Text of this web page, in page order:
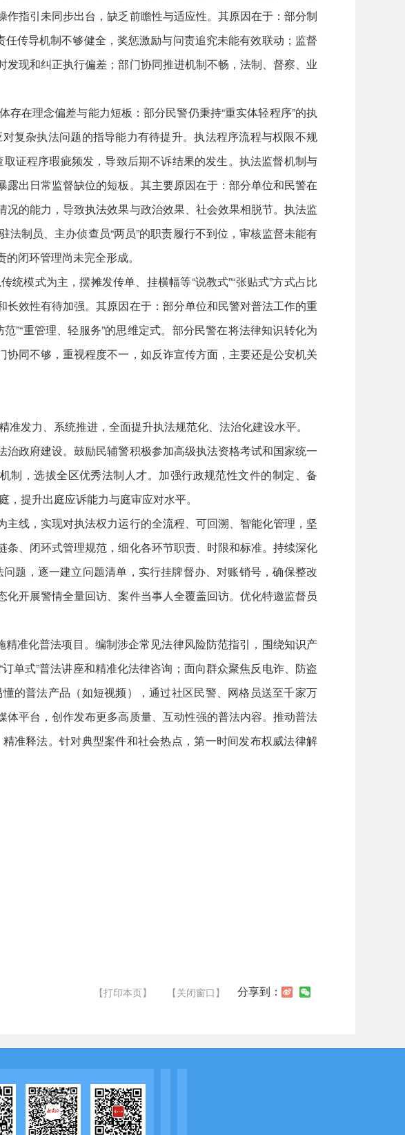
指引未同步出台，缺乏前瞻性与适应性。其原因在于：部分制
传导机制不够健全，奖惩激励与问责追究未能有效联动；监督
现和纠正执行偏差；部门协同推进机制不畅，法制、督察、业
在理念偏差与能力短板：部分民警仍秉持“重实体轻程序”的执
复杂执法问题的指导能力有待提升。执法程序流程与权限不规
证程序瑕疵频发，导致后期不诉结果的发生。执法监督机制与
出日常监督缺位的短板。其主要原因在于：部分单位和民警在
的能力，导致执法效果与政治效果、社会效果相脱节。执法监
制员、主办侦查员“两员”的职责履行不到位，审核监督未能有
闭环管理尚未完全形成。
模式为主，摆摊发传单、挂横幅等“说教式”“张贴式”方式占比
效性有待加强。其原因在于：部分单位和民警对普法工作的重
”“重管理、轻服务”的思维定式。部分民警在将法律知识转化为
同不够，重视程度不一，如反诈宣传方面，主要还是公安机关
发力、系统推进，全面提升执法规范化、法治化建设水平。
政府建设。鼓励民辅警积极参加高级执法资格考试和国家统一
制，选拔全区优秀法制人才。加强行政规范性文件的制定、备
，提升出庭应诉能力与庭审应对水平。
线，实现对执法权力运行的全流程、可回溯、智能化管理，坚
、闭环式管理规范，细化各环节职责、时限和标准。持续深化
题，逐一建立问题清单，实行挂牌督办、对账销号，确保整改
开展警情全量回访、案件当事人全覆盖回访。优化特邀监督员
准化普法项目。编制涉企常见法律风险防范指引，围绕知识产
单式”普法讲座和精准化法律咨询；面向群众聚焦反电诈、防盗
的普法产品（如短视频），通过社区民警、网格员送至千家万
平台，创作发布更多高质量、互动性强的普法内容。推动普法
准释法。针对典型案件和社会热点，第一时间发布权威法律解
【打印本页】 【关闭窗口】 分享到：